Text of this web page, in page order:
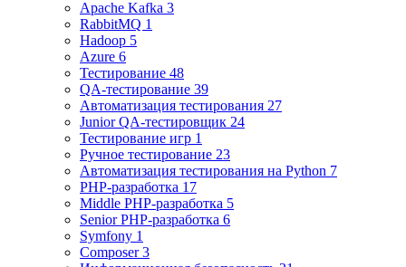
Apache Kafka 3
RabbitMQ 1
Hadoop 5
Azure 6
Тестирование 48
QA-тестирование 39
Автоматизация тестирования 27
Junior QA-тестировщик 24
Тестирование игр 1
Ручное тестирование 23
Автоматизация тестирования на Python 7
PHP-разработка 17
Middle PHP-разработка 5
Senior PHP-разработка 6
Symfony 1
Composer 3